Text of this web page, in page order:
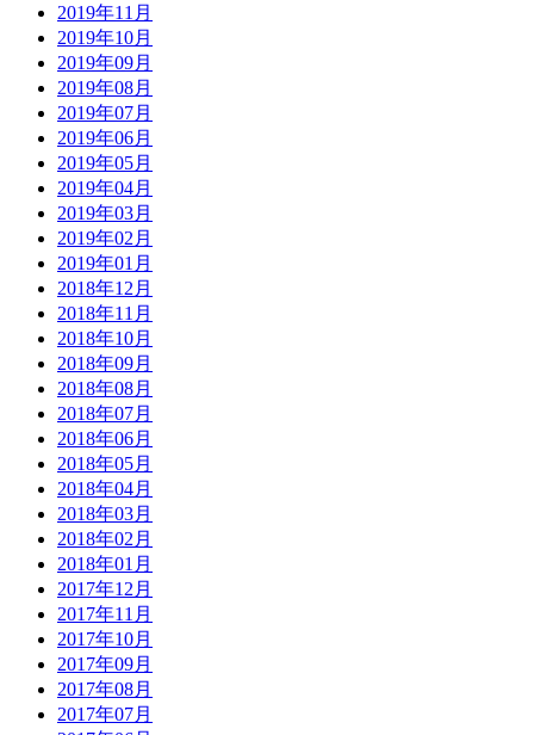
2019年11月
2019年10月
2019年09月
2019年08月
2019年07月
2019年06月
2019年05月
2019年04月
2019年03月
2019年02月
2019年01月
2018年12月
2018年11月
2018年10月
2018年09月
2018年08月
2018年07月
2018年06月
2018年05月
2018年04月
2018年03月
2018年02月
2018年01月
2017年12月
2017年11月
2017年10月
2017年09月
2017年08月
2017年07月